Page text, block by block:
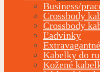
Business/
Crossbody
Crossbody
Ľadvinky
Kabelky do
Kožené